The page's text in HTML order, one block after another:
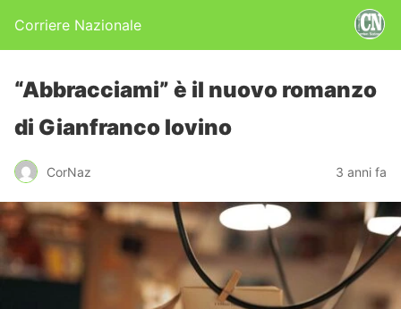
Corriere Nazionale
“Abbracciami” è il nuovo romanzo
di Gianfranco Iovino
CorNaz 3 anni fa